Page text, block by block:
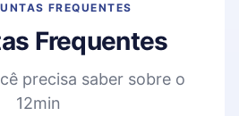
FREQUENTES
Frequentes
precisa saber sobre o
12min